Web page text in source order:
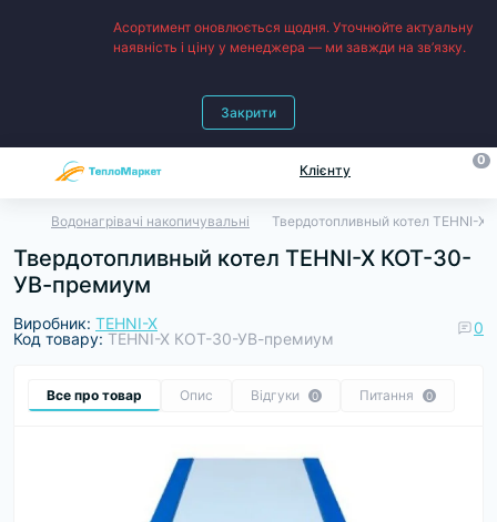
Асортимент оновлюється щодня. Уточнюйте актуальну
наявність і ціну у менеджера — ми завжди на зв’язку.
Закрити
Клієнту
0
Водонагрівачі накопичувальні Твердотопливный котел TEHNI-
Твердотопливный котел TEHNI-X КОТ-30-
УВ-премиум
Виробник: TEHNI-X
Код товару: TEHNI-X КОТ-30-УВ-премиум
0
Все про товар Опис Відгуки 0 Питання 0